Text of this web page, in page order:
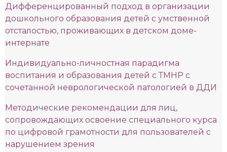
Дифференцированный подход в организации
дошкольного образования детей с умственной
отсталостью, проживающих в детском доме-
интернате
Индивидуально-личностная парадигма
воспитания и образования детей с ТМНР с
сочетанной неврологической патологией в ДДИ
Методические рекомендации для лиц,
сопровождающих освоение специального курса
по цифровой грамотности для пользователей с
нарушением зрения